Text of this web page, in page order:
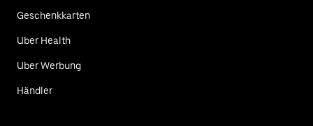
Geschenkkarten
Uber Health
Uber Werbung
Händler